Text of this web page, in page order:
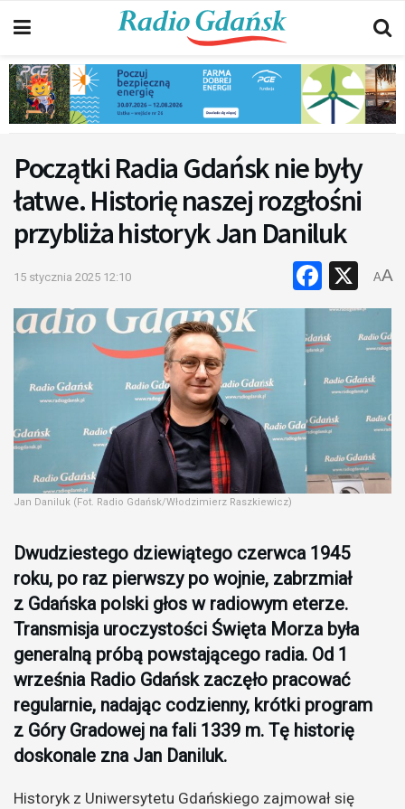
Początki Radia Gdańsk nie były
łatwe. Historię naszej rozgłośni
przybliża historyk Jan Daniluk
15 stycznia 2025 12:10 X
AA
Jan Daniluk (Fot. Radio Gdańsk/Włodzimierz Raszkiewicz)
Dwudziestego dziewiątego czerwca 1945
roku, po raz pierwszy po wojnie, zabrzmiał
z Gdańska polski głos w radiowym eterze.
Transmisja uroczystości Święta Morza była
generalną próbą powstającego radia. Od 1
września Radio Gdańsk zaczęło pracować
regularnie, nadając codzienny, krótki program
z Góry Gradowej na fali 1339 m. Tę historię
doskonale zna Jan Daniluk.
Historyk z Uniwersytetu Gdańskiego zajmował się